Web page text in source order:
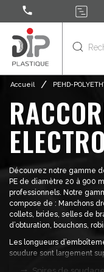
call
Accueil / PEHD-
Découvrez notre gamme
PE de diamètre 20 à 900
professionnels. Notre
compose de : Manchons
collets, brides, selles de
d’obturation, bouchons,
Les longueurs
soudure sont largement